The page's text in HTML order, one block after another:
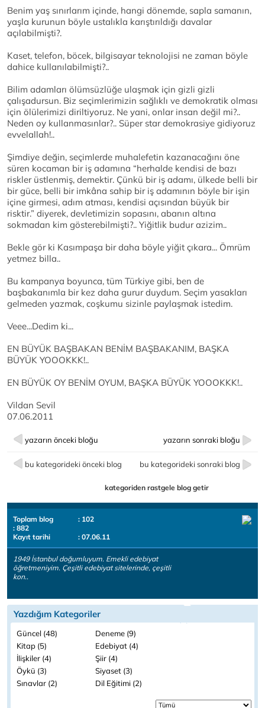
Benim yaş sınırlarım içinde, hangi dönemde, sapla samanın,
yaşla kurunun böyle ustalıkla karıştırıldığı davalar
açılabilmişti?.
Kaset, telefon, böcek, bilgisayar teknolojisi ne zaman böyle
dahice kullanılabilmişti?..
Bilim adamları ölümsüzlüğe ulaşmak için gizli gizli
çalışadursun. Biz seçimlerimizin sağlıklı ve demokratik olması
için ölülerimizi diriltiyoruz. Ne yani, onlar insan değil mi?..
Neden oy kullanmasınlar?.. Süper star demokrasiye gidiyoruz
evvelallah!..
Şimdiye değin, seçimlerde muhalefetin kazanacağını öne
süren kocaman bir iş adamına “herhalde kendisi de bazı
riskler üstlenmiş, demektir. Çünkü bir iş adamı, ülkede belli bir
bir güce, belli bir imkâna sahip bir iş adamının böyle bir işin
içine girmesi, adım atması, kendisi açısından büyük bir
risktir.” diyerek, devletimizin sopasını, abanın altına
sokmadan kim gösterebilmişti?.. Yiğitlik budur azizim..
Bekle gör ki Kasımpaşa bir daha böyle yiğit çıkara... Ömrüm
yetmez billa..
Bu kampanya boyunca, tüm Türkiye gibi, ben de
başbakanımla bir kez daha gurur duydum. Seçim yasakları
gelmeden yazmak, coşkumu sizinle paylaşmak istedim.
Veee...Dedim ki...
EN BÜYÜK BAŞBAKAN BENİM BAŞBAKANIM, BAŞKA
BÜYÜK YOOOKKK!..
EN BÜYÜK OY BENİM OYUM, BAŞKA BÜYÜK YOOOKKK!..
Vildan Sevil
07.06.2011
yazarın önceki bloğu yazarın sonraki bloğu
bu kategorideki önceki blog bu kategorideki sonraki blog
kategoriden rastgele blog getir
Toplam blog
: 102
: 882
Kayıt tarihi
: 07.06.11
1949 İstanbul doğumluyum. Emekli edebiyat
öğretmeniyim. Çeşitli edebiyat sitelerinde, çeşitli
kon..
Yazdığım Kategoriler
Güncel (48)
Deneme (9)
Kitap (5)
Edebiyat (4)
İlişkiler (4)
Şiir (4)
Öykü (3)
Siyaset (3)
Sınavlar (2)
Dil Eğitimi (2)